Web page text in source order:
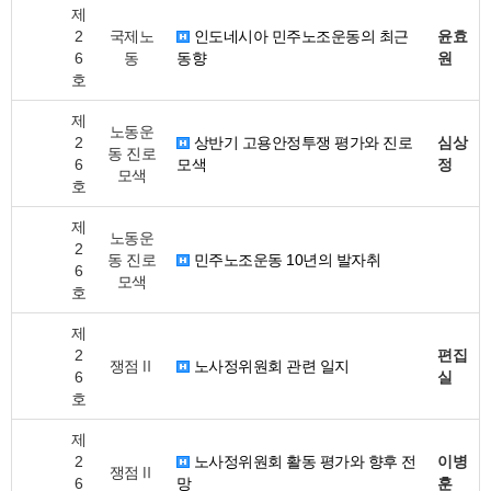
제
2
6
호
국제노
동
인도네시아 민주노조운동의 최근
동향
윤효
원
제
2
6
호
노동운
동 진로
모색
상반기 고용안정투쟁 평가와 진로
모색
심상
정
제
2
6
호
노동운
동 진로
모색
민주노조운동 10년의 발자취
제
2
6
호
쟁점Ⅱ 노사정위원회 관련 일지
편집
실
제
2
6
쟁점Ⅱ
노사정위원회 활동 평가와 향후 전
망
이병
훈